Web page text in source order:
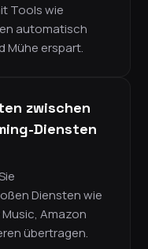
Tools wie
automatisch
Mühe erspart.
zwischen
Diensten
Diensten wie
Amazon
übertragen.